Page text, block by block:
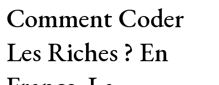
Comment Coder
Les Riches ? En